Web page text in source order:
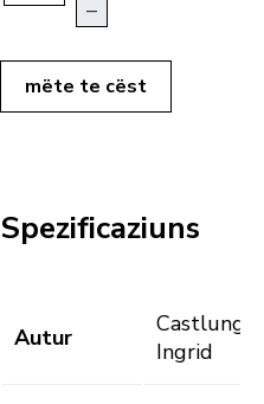
–
mëte te cëst
Spezificaziuns
Autur
Ingrid